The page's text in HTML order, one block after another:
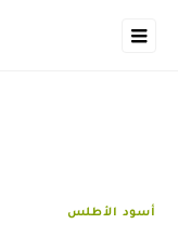
أسود الأطلس